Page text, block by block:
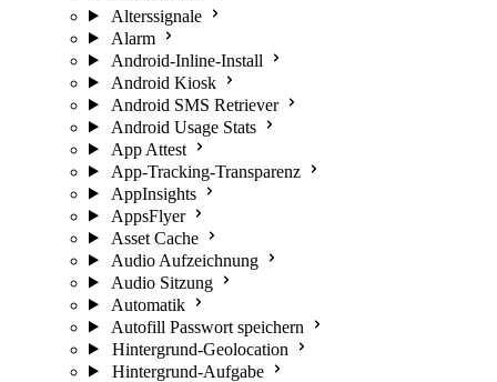
Alterssignale
Alarm
Android-Inline-Install
Android Kiosk
Android SMS Retriever
Android Usage Stats
App Attest
App-Tracking-Transparenz
AppInsights
AppsFlyer
Asset Cache
Audio Aufzeichnung
Audio Sitzung
Automatik
Autofill Passwort speichern
Hintergrund-Geolocation
Hintergrund-Aufgabe